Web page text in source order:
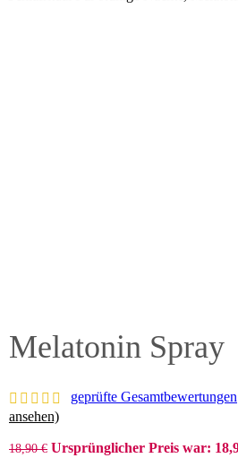
Melatonin Spray
geprüfte Gesamtbewertungen
ansehen)
18,90€ Ursprünglicher Preis war: